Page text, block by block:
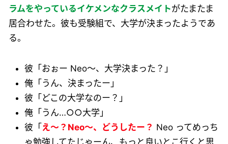
ラムをやっているイケメンなクラスメイトがたまたま
居合わせた。彼も受験組で、大学が決まったようであ
る。
彼「おぉー Neo～、大学決まった？」
俺「うん、決まったー」
彼「どこの大学なのー？」
俺「うん…○○大学」
彼「 え～？Neo～、どうしたー？ Neo ってめっち